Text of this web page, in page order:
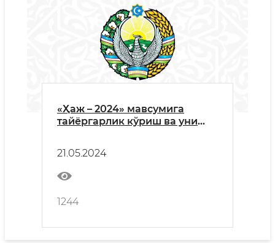
«Ҳаж – 2024» мавсумига
тайёргарлик кўриш ва уни
21.05.2024
1244